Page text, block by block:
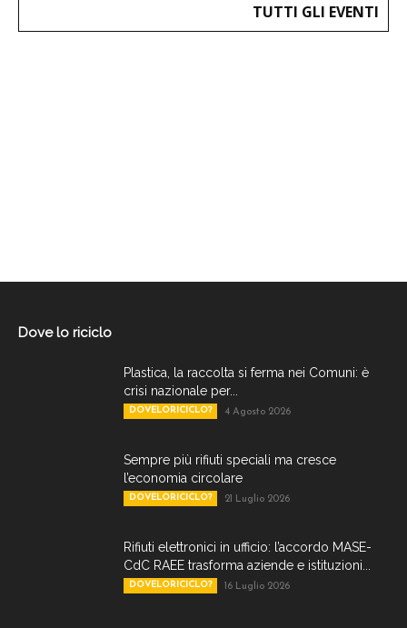
TUTTI GLI EVENTI
Dove lo riciclo
Plastica, la raccolta si ferma nei Comuni: è
crisi nazionale per...
DOVELORICICLO? 4 Agosto 2026
Sempre più rifiuti speciali ma cresce
l’economia circolare
DOVELORICICLO? 21 Luglio 2026
Rifiuti elettronici in ufficio: l’accordo MASE-
CdC RAEE trasforma aziende e istituzioni...
DOVELORICICLO? 16 Luglio 2026